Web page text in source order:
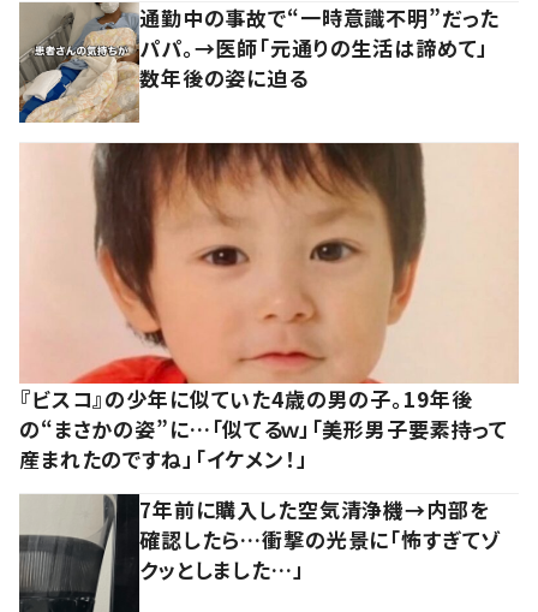
通勤中の事故で“一時意識不明”だった
パパ。→医師「元通りの生活は諦めて」
数年後の姿に迫る
『ビスコ』の少年に似ていた4歳の男の子。19年後
の“まさかの姿”に…「似てるｗ」「美形男子要素持って
産まれたのですね」「イケメン！」
7年前に購入した空気清浄機→内部を
確認したら…衝撃の光景に「怖すぎてゾ
クッとしました…」